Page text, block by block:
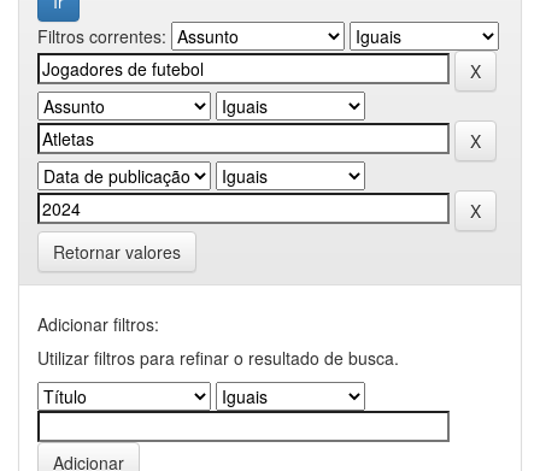
Filtros correntes:
Retornar valores
Adicionar filtros:
Utilizar filtros para refinar o resultado de busca.